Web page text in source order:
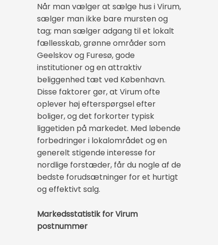
Når man vælger at sælge hus i Virum,
sælger man ikke bare mursten og
tag; man sælger adgang til et lokalt
fællesskab, grønne områder som
Geelskov og Furesø, gode
institutioner og en attraktiv
beliggenhed tæt ved København.
Disse faktorer gør, at Virum ofte
oplever høj efterspørgsel efter
boliger, og det forkorter typisk
liggetiden på markedet. Med løbende
forbedringer i lokalområdet og en
generelt stigende interesse for
nordlige forstæder, får du nogle af de
bedste forudsætninger for et hurtigt
og effektivt salg.
Markedsstatistik for Virum
postnummer